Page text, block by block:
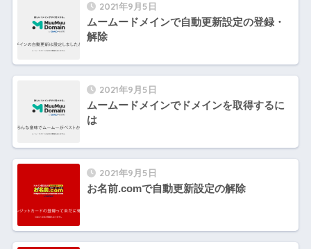
2021年9月5日
ムームードメインで自動更新設定の登録・
解除
2021年9月5日
ムームードメインでドメインを取得するに
は
2021年9月5日
お名前.comで自動更新設定の解除